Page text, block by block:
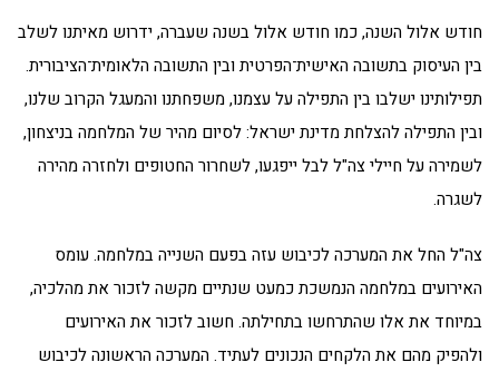
חודש אלול השנה, כמו חודש אלול בשנה שעברה, ידרוש מאיתנו לשלב
בין העיסוק בתשובה האישית־הפרטית ובין התשובה הלאומית־הציבורית.
תפילותינו ישלבו בין התפילה על עצמנו, משפחתנו והמעגל הקרוב שלנו,
ובין התפילה להצלחת מדינת ישראל: לסיום מהיר של המלחמה בניצחון,
לשמירה על חיילי צה"ל לבל ייפגעו, לשחרור החטופים ולחזרה מהירה
לשגרה.
צה"ל החל את המערכה לכיבוש עזה בפעם השנייה במלחמה. עומס
האירועים במלחמה הנמשכת כמעט שנתיים מקשה לזכור את מהלכיה,
במיוחד את אלו שהתרחשו בתחילתה. חשוב לזכור את האירועים
ולהפיק מהם את הלקחים הנכונים לעתיד. המערכה הראשונה לכיבוש